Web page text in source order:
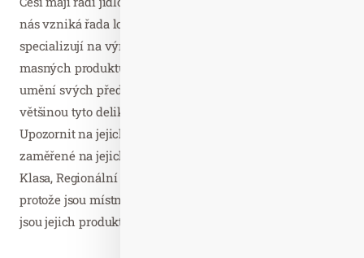
nás vzniká řada lokálních rodinných firem, které se
specializují na výrobu jogurtů, sýrů, pečiva, chlebů,
masných produktů, cukrovinek apod. Navazují tak na
umění svých předků. Vyrábějí podle tradiční receptury a
většinou tyto delikatesy nikde jinde neochutnáte.
Upozornit na jejich výjimečnost mají za cíl také projekty
zaměřené na jejich kvalitu, chuť a inovaci, jako např.
Klasa, Regionální potravina nebo Chráněné označení. A
protože jsou místní dodavatelé pravidelně kontrolováni,
jsou jejich produkty opravdu kvalitní.